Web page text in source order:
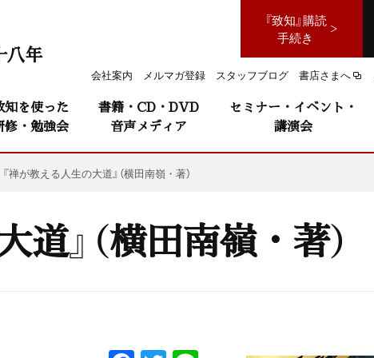
『致知』購読
手続き
会社案内 メルマガ登録 スタッフブログ 書店さまへ
八年
知を使った
修・勉強会
書籍・CD・DVD
音声メディア
セミナー・イベント・
講演会
『禅が教える人生の大道』（横田南嶺・著）
』（横田南嶺・著）